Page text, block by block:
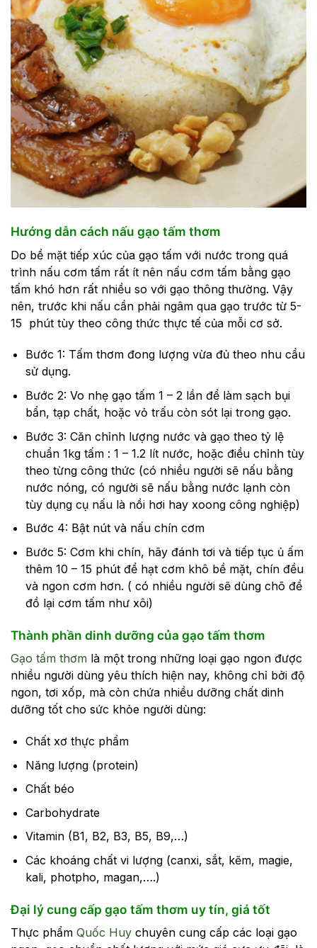
Hướng dẫn cách nấu gạo tấm thơm
Do bề mặt tiếp xúc của gạo tấm với nước trong quá
trình nấu cơm tấm rất ít nên nấu cơm tấm bằng gạo
tấm khó hơn rất nhiều so với gạo thông thường. Vậy
nên, trước khi nấu cần phải ngâm qua gạo trước từ 5-
15 phút tùy theo công thức thực tế của mỗi cơ sở.
Bước 1: Tấm thơm đong lượng vừa đủ theo nhu cầu
sử dụng.
Bước 2: Vo nhẹ gạo tấm 1 – 2 lần để làm sạch bụi
bẩn, tạp chất, hoặc vỏ trấu còn sót lại trong gạo.
Bước 3: Căn chỉnh lượng nước và gạo theo tỷ lệ
chuẩn 1kg tấm : 1 – 1.2 lít nước, hoặc điều chỉnh tùy
theo từng công thức (có nhiều người sẽ nấu bằng
nước nóng, có người sẽ nấu bằng nước lạnh còn
tùy dụng cụ nấu là nồi hơi hay xoong công nghiệp)
Bước 4: Bật nút và nấu chín cơm
Bước 5: Cơm khi chín, hãy đánh tơi và tiếp tục ủ ấm
thêm 10 – 15 phút để hạt cơm khô bề mặt, chín đều
và ngon cơm hơn. ( có nhiều người sẽ dùng chõ để
đồ lại cơm tấm như xôi)
Thành phần dinh dưỡng của gạo tấm thơm
Gạo tấm thơm là một trong những loại gạo ngon được
nhiều người dùng yêu thích hiện nay, không chỉ bởi độ
ngon, tơi xốp, mà còn chứa nhiều dưỡng chất dinh
dưỡng tốt cho sức khỏe người dùng:
Chất xơ thực phẩm
Năng lượng (protein)
Chất béo
Carbohydrate
Vitamin (B1, B2, B3, B5, B9,…)
Các khoáng chất vi lượng (canxi, sắt, kẽm, magie,
kali, photpho, magan,….)
Đại lý cung cấp gạo tấm thơm uy tín, giá tốt
Thực phẩm Quốc Huy chuyên cung cấp các loại gạo